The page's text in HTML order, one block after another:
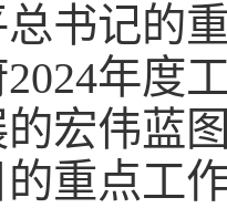
书记的
年度
的宏伟蓝
重点工